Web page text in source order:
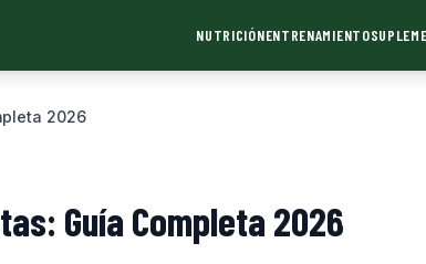
NUTRICIÓNENTRENAMIENTO
2026
Guía Completa 2026